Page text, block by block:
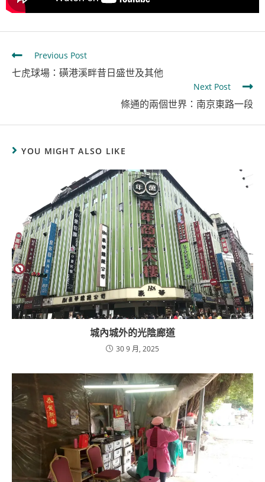
Previous Post
七虎球場：磺港溪畔昔日盛世及其他
Next Post
條通的兩個世界：南京東路一段
YOU MIGHT ALSO LIKE
城內城外的光陰廊道
30 9 月, 2025